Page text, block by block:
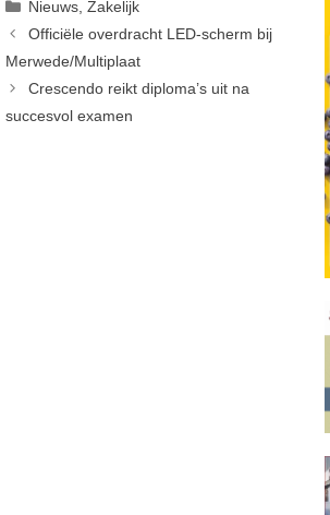
Categorieën
Nieuws,Zakelijk
Officiële overdracht LED-scherm bij
Merwede/Multiplaat
Crescendo reikt diploma’s uit na
succesvol examen